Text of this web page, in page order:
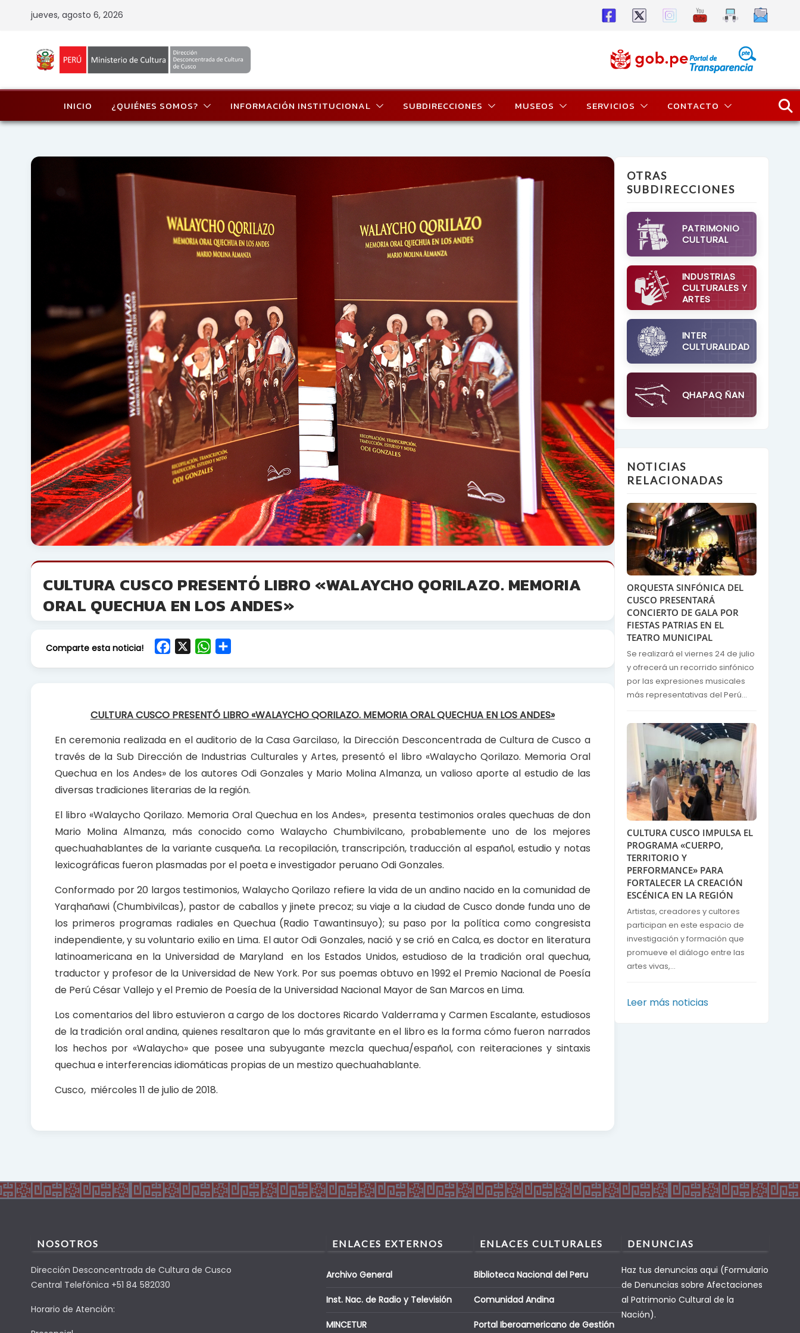
jueves, agosto 6, 2026
INICIO ¿QUIÉNES SOMOS? INFORMACIÓN INSTITUCIONAL SUBDIRECCIONES MUSEOS SERVICIOS CONTACTO
CULTURA CUSCO PRESENTÓ LIBRO «WALAYCHO QORILAZO. MEMORIA
ORAL QUECHUA EN LOS ANDES»
Comparte esta noticia!
o
o
k
W
s
A
p
p
CULTURA CUSCO PRESENTÓ LIBRO «WALAYCHO QORILAZO. MEMORIA ORAL QUECHUA EN LOS ANDES»
En ceremonia realizada en el auditorio de la Casa Garcilaso, la Dirección Desconcentrada de Cultura de Cusco a
través de la Sub Dirección de Industrias Culturales y Artes, presentó el libro «Walaycho Qorilazo. Memoria Oral
Quechua en los Andes» de los autores Odi Gonzales y Mario Molina Almanza, un valioso aporte al estudio de las
diversas tradiciones literarias de la región.
El libro «Walaycho Qorilazo. Memoria Oral Quechua en los Andes», presenta testimonios orales quechuas de don
Mario Molina Almanza, más conocido como Walaycho Chumbivilcano, probablemente uno de los mejores
quechuahablantes de la variante cusqueña. La recopilación, transcripción, traducción al español, estudio y notas
lexicográficas fueron plasmadas por el poeta e investigador peruano Odi Gonzales.
Conformado por 20 largos testimonios, Walaycho Qorilazo refiere la vida de un andino nacido en la comunidad de
Yarqhañawi (Chumbivilcas), pastor de caballos y jinete precoz; su viaje a la ciudad de Cusco donde funda uno de
los primeros programas radiales en Quechua (Radio Tawantinsuyo); su paso por la política como congresista
independiente, y su voluntario exilio en Lima. El autor Odi Gonzales, nació y se crió en Calca, es doctor en literatura
latinoamericana en la Universidad de Maryland en los Estados Unidos, estudioso de la tradición oral quechua,
traductor y profesor de la Universidad de New York. Por sus poemas obtuvo en 1992 el Premio Nacional de Poesía
de Perú César Vallejo y el Premio de Poesía de la Universidad Nacional Mayor de San Marcos en Lima.
Los comentarios del libro estuvieron a cargo de los doctores Ricardo Valderrama y Carmen Escalante, estudiosos
de la tradición oral andina, quienes resaltaron que lo más gravitante en el libro es la forma cómo fueron narrados
los hechos por «Walaycho» que posee una subyugante mezcla quechua/español, con reiteraciones y sintaxis
quechua e interferencias idiomáticas propias de un mestizo quechuahablante.
Cusco, miércoles 11 de julio de 2018.
OTRAS
SUBDIRECCIONES
PATRIMONIO
CULTURAL
INDUSTRIAS
CULTURALES Y
ARTES
INTER
CULTURALIDAD
QHAPAQ ÑAN
NOTICIAS
RELACIONADAS
ORQUESTA SINFÓNICA DEL
CUSCO PRESENTARÁ
CONCIERTO DE GALA POR
FIESTAS PATRIAS EN EL
TEATRO MUNICIPAL
Se realizará el viernes 24 de julio
y ofrecerá un recorrido sinfónico
por las expresiones musicales
más representativas del Perú...
CULTURA CUSCO IMPULSA EL
PROGRAMA «CUERPO,
TERRITORIO Y
PERFORMANCE» PARA
FORTALECER LA CREACIÓN
ESCÉNICA EN LA REGIÓN
Artistas, creadores y cultores
participan en este espacio de
investigación y formación que
promueve el diálogo entre las
artes vivas,...
Leer más noticias
NOSOTROS
Dirección Desconcentrada de Cultura de Cusco
Central Telefónica +51 84 582030
Horario de Atención:
ENLACES EXTERNOS
Archivo General
Inst. Nac. de Radio y Televisión
MINCETUR
ENLACES CULTURALES
Biblioteca Nacional del Peru
Comunidad Andina
Portal Iberoamericano de Gestión
DENUNCIAS
Haz tus denuncias aqui (Formulario
de Denuncias sobre Afectaciones
al Patrimonio Cultural de la
Nación).